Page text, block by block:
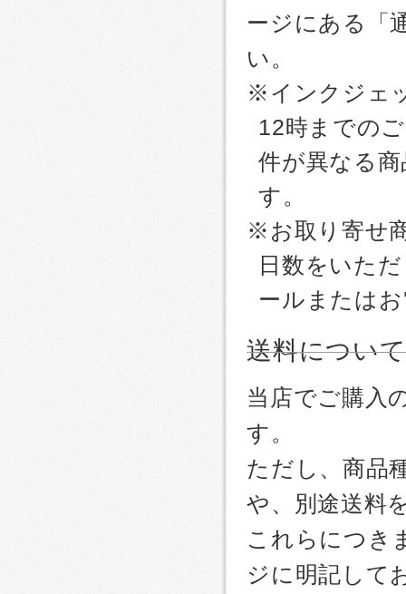
ージにある「
い。
※インクジェ
12時までの
件が異なる
す。
※お取り寄せ
日数をいた
ールまたは
送料について
当店でご購入
す。
ただし、商品
や、別途送料
これらにつき
ジに明記して